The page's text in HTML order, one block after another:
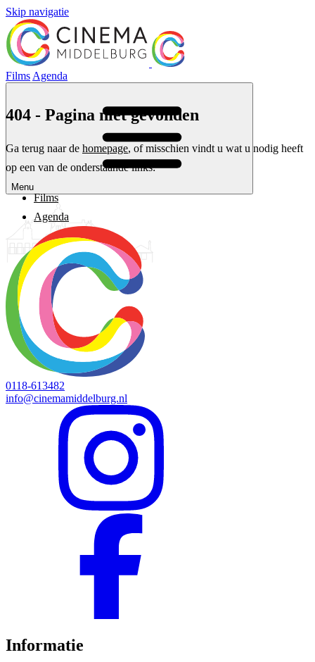
Skip navigatie
Films Agenda
Menu
404 - Pagina niet gevonden
Ga terug naar de homepage, of misschien vindt u wat u nodig heeft
op een van de onderstaande links:
Films
Agenda
0118-613482
info@cinemamiddelburg.nl
Informatie